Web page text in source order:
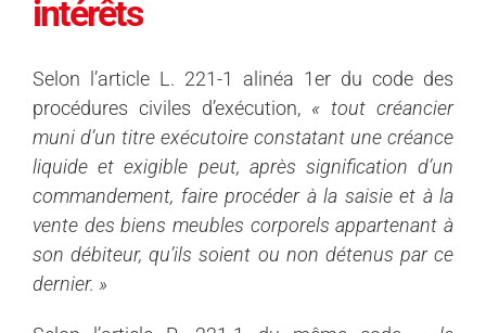
intérêts
Selon l’article L. 221-1 alinéa 1er du code des
procédures civiles d’exécution, « tout créancier
muni d’un titre exécutoire constatant une créance
liquide et exigible peut, après signification d’un
commandement, faire procéder à la saisie et à la
vente des biens meubles corporels appartenant à
son débiteur, qu’ils soient ou non détenus par ce
dernier. »